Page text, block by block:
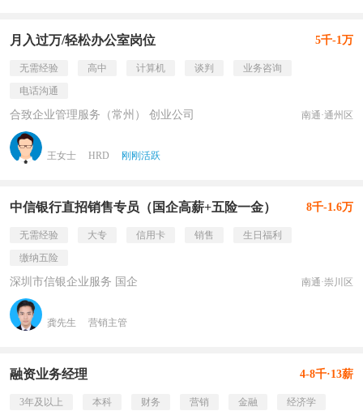
月入过万/轻松办公室岗位 5千-1万
无需经验 高中 计算机 谈判
业务咨询
电话沟通
合致企业管理服务（常州） 创业公司 南通·通州区
王女士 HRD 刚刚活跃
中信银行直招销售专员（国企高薪+五险一金） 8千-1.6万
无需经验 大专 信用卡 销售
生日福利
缴纳五险
深圳市信银企业服务 国企 南通·崇川区
龚先生 营销主管
融资业务经理 4-8千·13薪
3年及以上 本科 财务 营销 金融 经济学